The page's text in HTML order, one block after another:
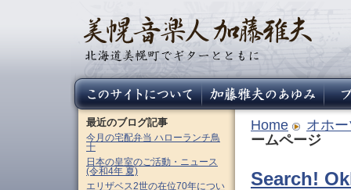
Home
オホ
ームページ
Search!
最近のブログ記事
今月の宅配弁当 ハローランチ鳥
十
日本の皇室のご活動・ニュース
(令和4年 夏)
エリザベス2世の在位70年につい